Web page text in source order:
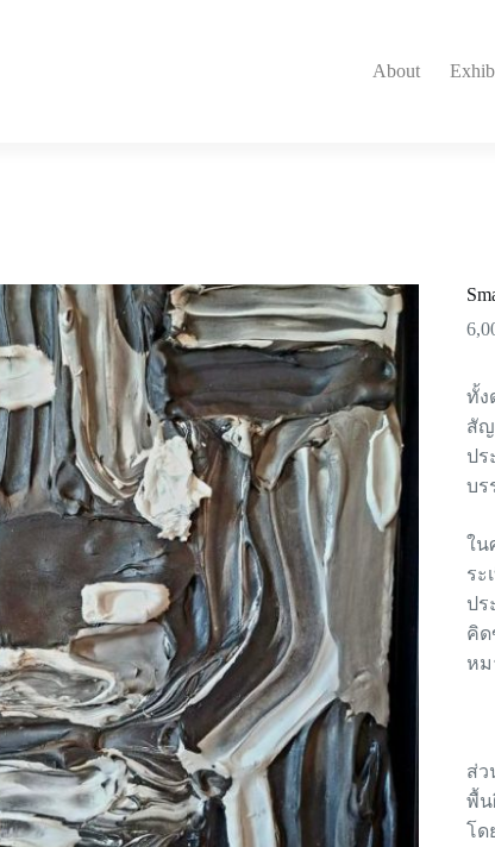
About
ทั้ง
สัญ
ปร
บร
ใน
ระ
ปร
คิด
หม
ส่ว
พื้น
โด